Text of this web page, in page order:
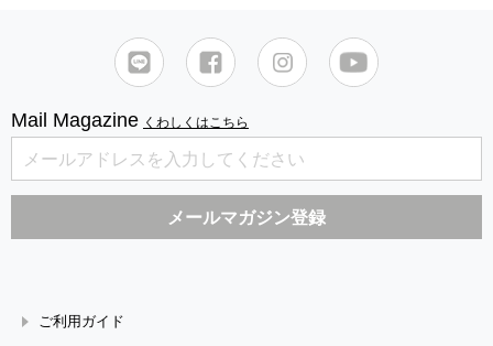
Mail Magazine くわしくはこちら
ご利用ガイド